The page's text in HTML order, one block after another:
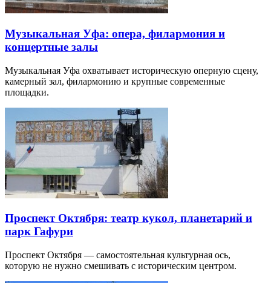
Музыкальная Уфа: опера, филармония и
концертные залы
Музыкальная Уфа охватывает историческую оперную сцену,
камерный зал, филармонию и крупные современные
площадки.
Проспект Октября: театр кукол, планетарий и
парк Гафури
Проспект Октября — самостоятельная культурная ось,
которую не нужно смешивать с историческим центром.